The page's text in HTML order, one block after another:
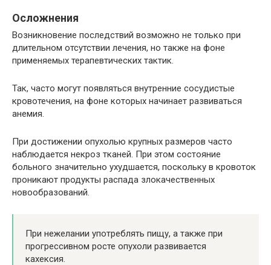
Осложнения
Возникновение последствий возможно не только при
длительном отсутствии лечения, но также на фоне
применяемых терапевтических тактик.
Так, часто могут появляться внутренние сосудистые
кровотечения, на фоне которых начинает развиваться
анемия.
При достижении опухолью крупных размеров часто
наблюдается некроз тканей. При этом состояние
больного значительно ухудшается, поскольку в кровоток
проникают продукты распада злокачественных
новообразований.
При нежелании употреблять пищу, а также при
прогрессивном росте опухоли развивается
кахексия.